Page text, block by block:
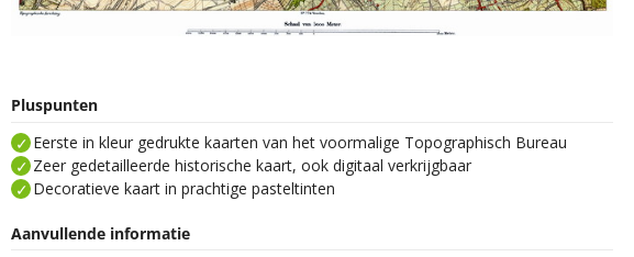
Pluspunten
Eerste in kleur gedrukte kaarten van het voormalige Topographisch Bureau
Zeer gedetailleerde historische kaart, ook digitaal verkrijgbaar
Decoratieve kaart in prachtige pasteltinten
Aanvullende informatie